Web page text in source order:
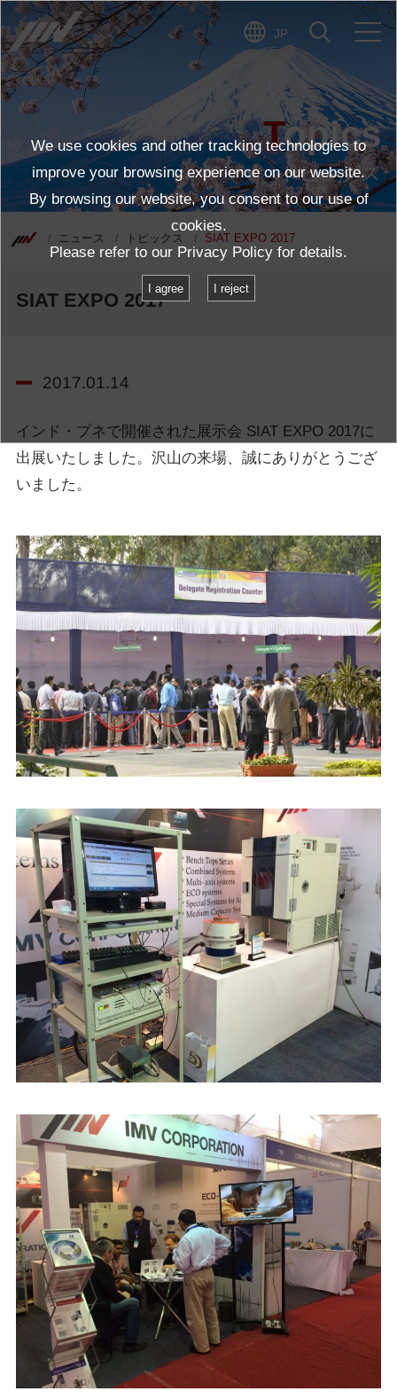
JP
Topics
トピックス
ニュース トピックス SIAT EXPO 2017
SIAT EXPO 2017
2017.01.14
インド・プネで開催された展示会 SIAT EXPO 2017に
出展いたしました。沢山の来場、誠にありがとうござ
いました。
We use cookies and other tracking technologies to
improve your browsing experience on our website.
By browsing our website, you consent to our use of
cookies.
Please refer to our Privacy Policy for details.
I agree I reject